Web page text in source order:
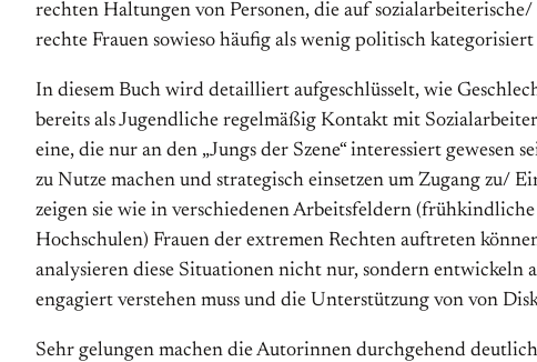
rechten Haltungen von Personen, die auf
rechte Frauen sowieso häufig als wenig politisch
In diesem Buch wird detailliert aufgeschlüsselt, wie
bereits als Jugendliche regelmäßig Kontakt mit
eine, die nur an den „Jungs der Szene“ interessiert
zu Nutze machen und strategisch einsetzen um Zugang zu/
zeigen sie wie in verschiedenen Arbeitsfeldern
Hochschulen) Frauen der extremen Rechten auftreten
analysieren diese Situationen nicht nur, sondern entwickeln
engagiert verstehen muss und die Unterstützung von von
Sehr gelungen machen die Autorinnen durchgehend